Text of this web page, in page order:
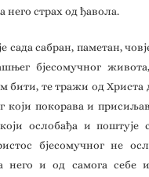
него страх од ђавола.
сада сабран, паметан,
бјесомучног
бити, те тражи од
који покорава и
ослобађа и поштује
бјесомучног не
него и од самога себе